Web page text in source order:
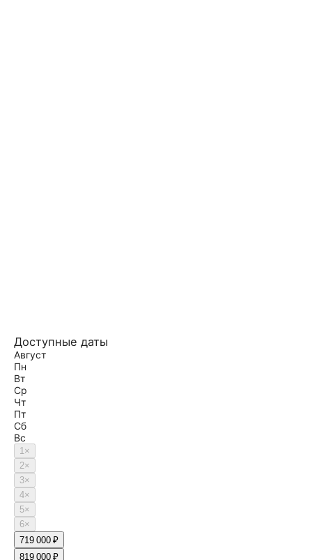
Доступные даты
Август
Пн
Вт
Ср
Чт
Пт
Сб
Вс
1×
2×
3×
4×
5×
6×
719 000 ₽
819 000 ₽